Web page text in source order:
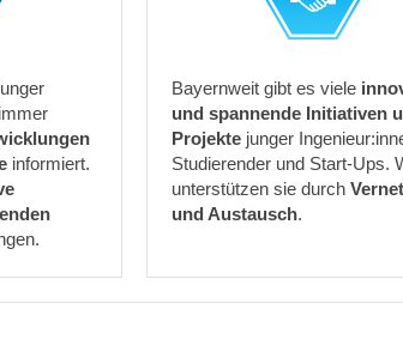
informiert.
Bayernweit gibt es viele
und spannende Initiativen
Projekte junger
Studierender und Start-Ups.
unterstützen sie durch
und Austausch.